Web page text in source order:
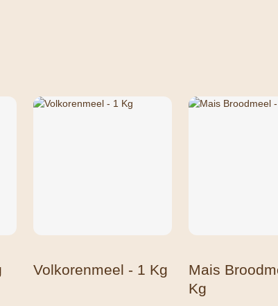
Volkorenmeel - 1 Kg
Mais
Kg